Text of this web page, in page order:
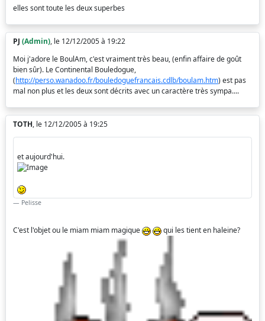
elles sont toute les deux superbes
PJ (Admin), le 12/12/2005 à 19:22
Moi j'adore le BoulAm, c'est vraiment très beau, (enfin affaire de goût
bien sûr). Le Continental Bouledogue,
(http://perso.wanadoo.fr/bouledoguefrancais.cdlb/boulam.htm) est pas
mal non plus et les deux sont décrits avec un caractère très sympa....
TOTH, le 12/12/2005 à 19:25
et aujourd'hui.
Pelisse
C'est l'objet ou le miam miam magique qui les tient en haleine?